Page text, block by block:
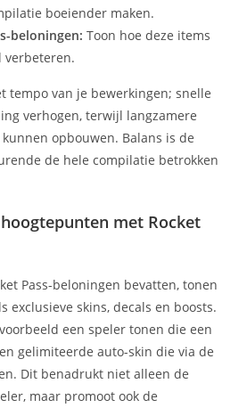
boeiender maken.
beloningen: Toon hoe deze items
verbeteren.
tempo van je bewerkingen; snelle
verhogen, terwijl langzamere
opbouwen. Balans is de
de hele compilatie betrokken
met Rocket
Pass-beloningen bevatten, tonen
exclusieve skins, decals en boosts.
een speler tonen die een
gelimiteerde auto-skin die via de
Dit benadrukt niet alleen de
maar promoot ook de